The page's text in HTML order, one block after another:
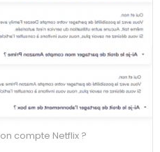
compte Netflix ?